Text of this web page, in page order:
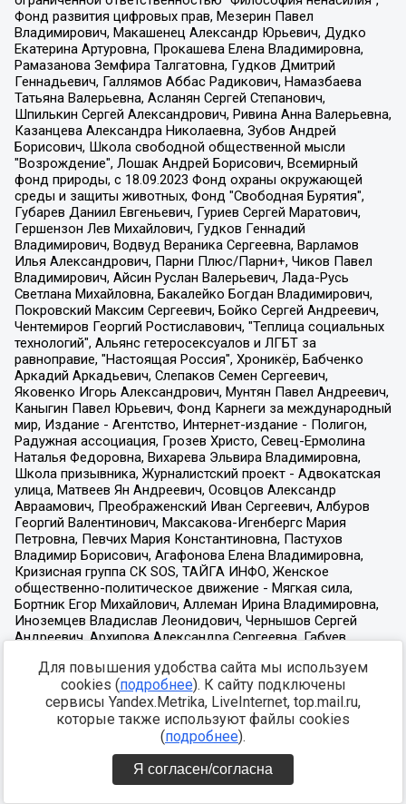
Для повышения удобства сайта мы используем
cookies (подробнее). К сайту подключены
сервисы Yandex.Metrika, LiveInternet, top.mail.ru,
которые также используют файлы cookies
(подробнее).
Я согласен/согласна